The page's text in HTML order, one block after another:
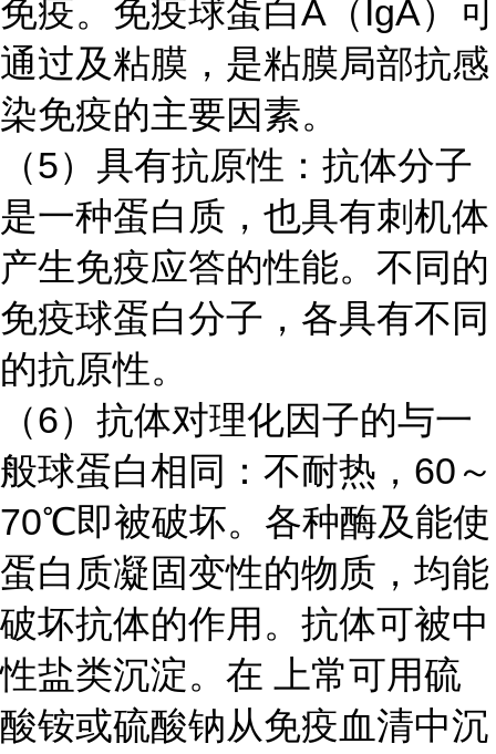
免疫。免疫球蛋白A（IgA）可
通过及粘膜，是粘膜局部抗感
染免疫的主要因素。
（5）具有抗原性：抗体分子
是一种蛋白质，也具有刺机体
产生免疫应答的性能。不同的
免疫球蛋白分子，各具有不同
的抗原性。
（6）抗体对理化因子的与一
般球蛋白相同：不耐热，60～
70℃即被破坏。各种酶及能使
蛋白质凝固变性的物质，均能
破坏抗体的作用。抗体可被中
性盐类沉淀。在 上常可用硫
酸铵或硫酸钠从免疫血清中沉